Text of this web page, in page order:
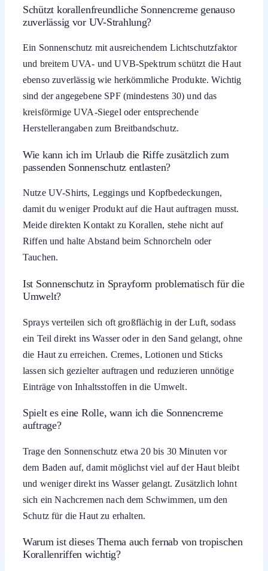
Schützt korallenfreundliche Sonnencreme genauso
zuverlässig vor UV-Strahlung?
Ein Sonnenschutz mit ausreichendem Lichtschutzfaktor
und breitem UVA- und UVB-Spektrum schützt die Haut
ebenso zuverlässig wie herkömmliche Produkte. Wichtig
sind der angegebene SPF (mindestens 30) und das
kreisförmige UVA-Siegel oder entsprechende
Herstellerangaben zum Breitbandschutz.
Wie kann ich im Urlaub die Riffe zusätzlich zum
passenden Sonnenschutz entlasten?
Nutze UV-Shirts, Leggings und Kopfbedeckungen,
damit du weniger Produkt auf die Haut auftragen musst.
Meide direkten Kontakt zu Korallen, stehe nicht auf
Riffen und halte Abstand beim Schnorcheln oder
Tauchen.
Ist Sonnenschutz in Sprayform problematisch für die
Umwelt?
Sprays verteilen sich oft großflächig in der Luft, sodass
ein Teil direkt ins Wasser oder in den Sand gelangt, ohne
die Haut zu erreichen. Cremes, Lotionen und Sticks
lassen sich gezielter auftragen und reduzieren unnötige
Einträge von Inhaltsstoffen in die Umwelt.
Spielt es eine Rolle, wann ich die Sonnencreme
auftrage?
Trage den Sonnenschutz etwa 20 bis 30 Minuten vor
dem Baden auf, damit möglichst viel auf der Haut bleibt
und weniger direkt ins Wasser gelangt. Zusätzlich lohnt
sich ein Nachcremen nach dem Schwimmen, um den
Schutz für die Haut zu erhalten.
Warum ist dieses Thema auch fernab von tropischen
Korallenriffen wichtig?